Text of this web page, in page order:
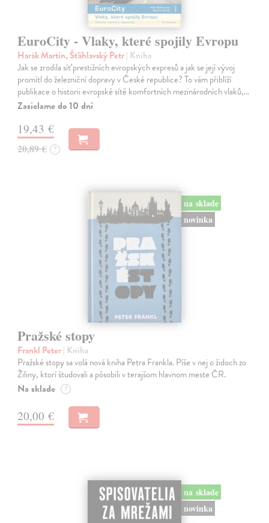
EuroCity - Vlaky, které spojily Evropu
Harák Martin, Šťáhlavský Petr| Kniha
Jak se zrodila síť prestižních evropských expresů a jak se její vývoj
promítl do železniční dopravy v České republice? To vám přiblíží
publikace o historii evropské sítě komfortních mezinárodních vlaků,…
Zasielame do 10 dní
19,43 €
20,89 € ?
na sklade
novinka
Pražské stopy
Frankl Peter| Kniha
Pražské stopy sa volá nová kniha Petra Frankla. Píše v nej o židoch zo
Žiliny, ktorí študovali a pôsobili v terajšom hlavnom meste ČR.
Na sklade ?
20,00 €
na sklade
novinka